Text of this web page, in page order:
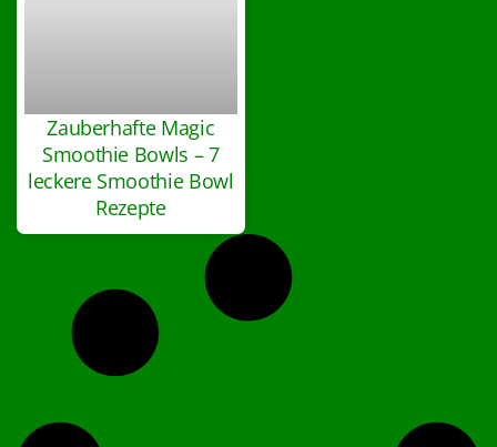
Zauberhafte Magic
Smoothie Bowls – 7
leckere Smoothie Bowl
Rezepte